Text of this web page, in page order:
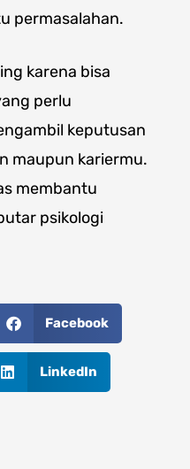
permasalahan.
karena bisa
perlu
keputusan
maupun kariermu.
membantu
psikologi
Facebook
LinkedIn